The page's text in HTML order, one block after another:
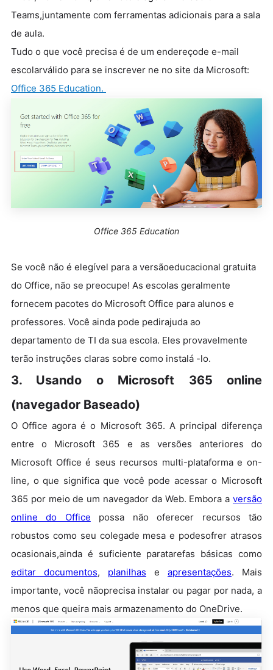
Teams,juntamente com ferramentas adicionais para a sala
de aula.
Tudo o que você precisa é de um endereçode e-mail
escolarválido para se inscrever ne no site da Microsoft:
Office 365 Education.
Office 365 Education
Se você não é elegível para a versãoeducacional gratuita
do Office, não se preocupe! As escolas geralmente
fornecem pacotes do Microsoft Office para alunos e
professores. Você ainda pode pedirajuda ao
departamento de TI da sua escola. Eles provavelmente
terão instruções claras sobre como instalá -lo.
3. Usando o Microsoft 365 online
(navegador Baseado)
O Office agora é o Microsoft 365. A principal diferença
entre o Microsoft 365 e as versões anteriores do
Microsoft Office é seus recursos multi-plataforma e on-
line, o que significa que você pode acessar o Microsoft
365 por meio de um navegador da Web. Embora a versão
online do Office possa não oferecer recursos tão
robustos como seu colegade mesa e podesofrer atrasos
ocasionais,ainda é suficiente paratarefas básicas como
editar documentos, planilhas e apresentações. Mais
importante, você nãoprecisa instalar ou pagar por nada, a
menos que queira mais armazenamento do OneDrive.